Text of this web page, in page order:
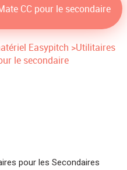
CC pour le secondaire
Easypitch >Utilitaires
le secondaire
pour les Secondaires